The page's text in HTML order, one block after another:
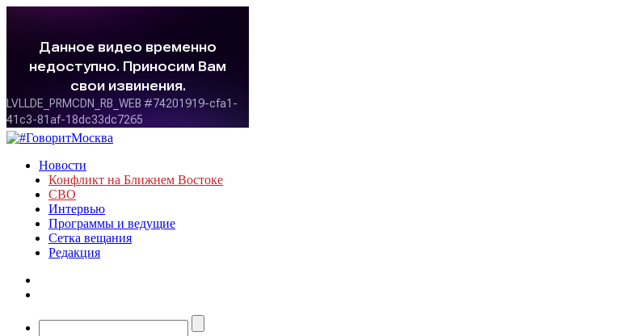
Новости
Конфликт на Ближнем Востоке
СВО
Интервью
Программы и ведущие
Сетка вещания
Редакция